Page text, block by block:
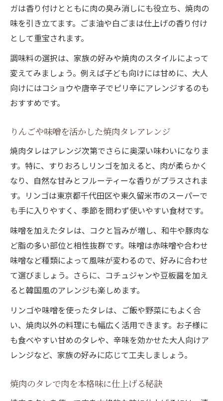
ガは香り付けとともに肉の臭み消しにも役立ち、焼肉の
味を引き立てます。ごま油や白ごまは仕上げの香り付け
として重宝されます。
調味料の選択は、家族の好みや焼肉のスタイルによって
変えてみましょう。例えば子ども向けには甘めに、大人
向けにはコショウや唐辛子でピリ辛にアレンジするのも
おすすめです。
りんごや味噌を活かした焼肉タレアレンジ
焼肉タレはアレンジ次第でさらに奥深い味わいになりま
す。特に、すりおろしリンゴを加えると、肉が柔らかく
なり、自然な甘みとフルーティーな香りがプラスされま
す。リンゴは東京都千代田区や東久留米市のスーパーで
も手に入りやすく、季節を問わず使いやすい食材です。
味噌を加えたタレは、コクと旨みが増し、和牛や豚肉な
ど脂の多い部位と相性抜群です。味噌は赤味噌や合わせ
味噌など種類によって風味が変わるので、好みに合わせ
て選びましょう。さらに、コチュジャンや豆板醤を加え
ると韓国風のアレンジも楽しめます。
リンゴや味噌を使ったタレは、ご飯や野菜にもよく合
い、焼肉以外の料理にも幅広く活用できます。お子様に
も食べやすい甘めのタレや、辛味を効かせた大人向けア
レンジなど、家族の好みに応じて工夫しましょう。
焼肉のタレで肉を本格味に仕上げる秘訣